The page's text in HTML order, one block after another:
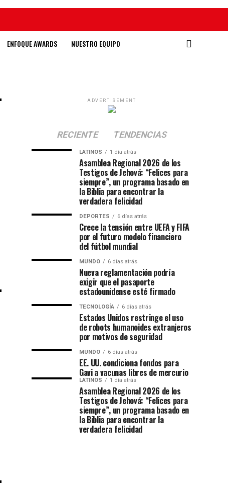
ENFOQUE AWARDS NUESTRO EQUIPO
ADVERTISEMENT
RECIENTE TENDENCIAS
LATINOS 1 día atrás
Asamblea Regional 2026 de los
Testigos de Jehová: “Felices para
siempre”, un programa basado en
la Biblia para encontrar la
verdadera felicidad
DEPORTES 6 días atrás
Crece la tensión entre UEFA y FIFA
por el futuro modelo financiero
del fútbol mundial
MUNDO 6 días atrás
Nueva reglamentación podría
exigir que el pasaporte
estadounidense esté firmado
TECNOLOGÍA 6 días atrás
Estados Unidos restringe el uso
de robots humanoides extranjeros
por motivos de seguridad
MUNDO 6 días atrás
EE. UU. condiciona fondos para
Gavi a vacunas libres de mercurio
LATINOS 1 día atrás
Asamblea Regional 2026 de los
Testigos de Jehová: “Felices para
siempre”, un programa basado en
la Biblia para encontrar la
verdadera felicidad